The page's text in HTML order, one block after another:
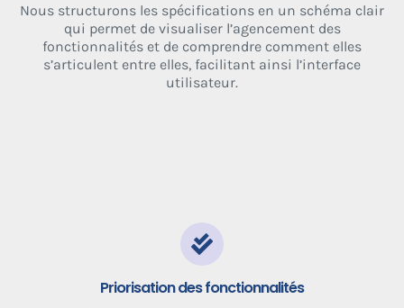
Nous structurons les spécifications en un schéma clair
qui permet de visualiser l’agencement des
fonctionnalités et de comprendre comment elles
s’articulent entre elles, facilitant ainsi l’interface
utilisateur.
Priorisation des fonctionnalités